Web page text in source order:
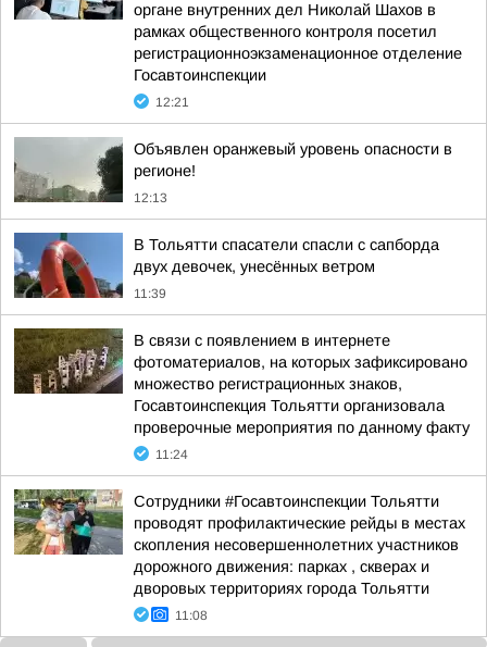
органе внутренних дел Николай Шахов в
рамках общественного контроля посетил
регистрационноэкзаменационное отделение
Госавтоинспекции
12:21
Объявлен оранжевый уровень опасности в
регионе!
12:13
В Тольятти спасатели спасли с сапборда
двух девочек, унесённых ветром
11:39
В связи с появлением в интернете
фотоматериалов, на которых зафиксировано
множество регистрационных знаков,
Госавтоинспекция Тольятти организовала
проверочные мероприятия по данному факту
11:24
Сотрудники #Госавтоинспекции Тольятти
проводят профилактические рейды в местах
скопления несовершеннолетних участников
дорожного движения: парках , скверах и
дворовых территориях города Тольятти
11:08